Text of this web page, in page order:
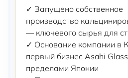
✓ Запущено собственное
производство
— ключевого сырья для
✓ Основание компании в
первый бизнес Asahi
пределами Японии